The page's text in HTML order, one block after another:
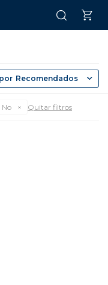
Recomendados
No Quitar filtros